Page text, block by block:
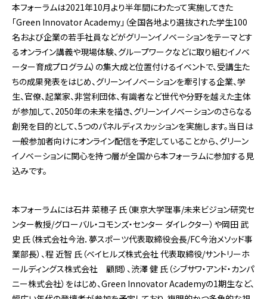
本フォーラムは2021年10月より半年間にわたって実施してきた
「Green Innovator Academy」（全国各地より選抜された学生100
名および企業の若手社員などがグリーンイノベーションをテーマとす
るオンライン講義や現場体験、グループワークなどに取り組むイノベ
ーター育成プログラム）の集大成と位置付けるイベントで、受講生た
ちの成果発表をはじめ、グリーンイノベーションを牽引する企業、学
⽣、官僚、起業家、⾮営利団体、有識者など世代や分野を越えた主体
が参加して、2050年の未来を描き、グリーンイノベーションのさらなる
創発を目的として、5つのパネルディスカッションを実施します。当日は
一般参加者向けにオンライン配信を予定していることから、グリーン
イノベーションに関心を持つ層が全国から本フォーラムに参加する見
込みです。
本フォーラムには石井 菜穂子 氏（東京大学理事/未来ビジョン研究セ
ンター教授/グローバル・コモンズ・センター ダイレクター）や岡田 武
史 氏（株式会社今治．夢スポーツ代表取締役会長/FC今治メソッド事
業部長）、程 近智 氏（ベイヒルズ株式会社 代表取締役/サントリーホ
ールディングス株式会社 顧問）、渋澤 健 氏（シブサワ・アンド・カンパ
ニー株式会社）をはじめ、Green Innovator Academyの1期生など、